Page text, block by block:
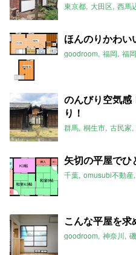
東京都 大田区 西馬
ほんのりかわい
goodroom 福岡 福
のんびり空気感
り！
群馬 桐生市 古民家
矢切の平屋でひ
千葉 omusubi不動産
こんな平屋を求
goodroom 神奈川